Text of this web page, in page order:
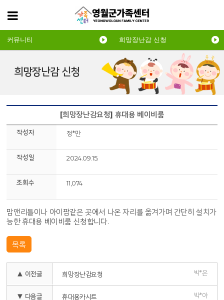
희망장난감 신청
커뮤니티 희망장난감 신청
[희망장난감요청] 휴대용 베이비룸
작성자 정*만
작성일 2024.09.15.
조회수 11,074
맘앤리틀이나 아이팜같은 곳에서 나온 자리를 옮겨가며 간단히 설치가
능한 휴대용 베이비룸 신청합니다.
목록
▲ 이전글 희망장난감요청 박*은
▼ 다음글 휴대용카시트 박*아